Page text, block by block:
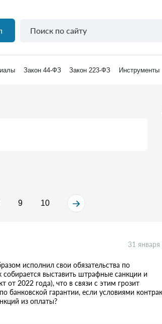
Закон 44-ФЗ Закон 223-ФЗ Инструменты
9 10
31
исполнил свои обязательства по
выставить штрафные санкции и
от 2022 года), что в связи с этим грозит
банковской гарантии, если условиями
из оплаты?